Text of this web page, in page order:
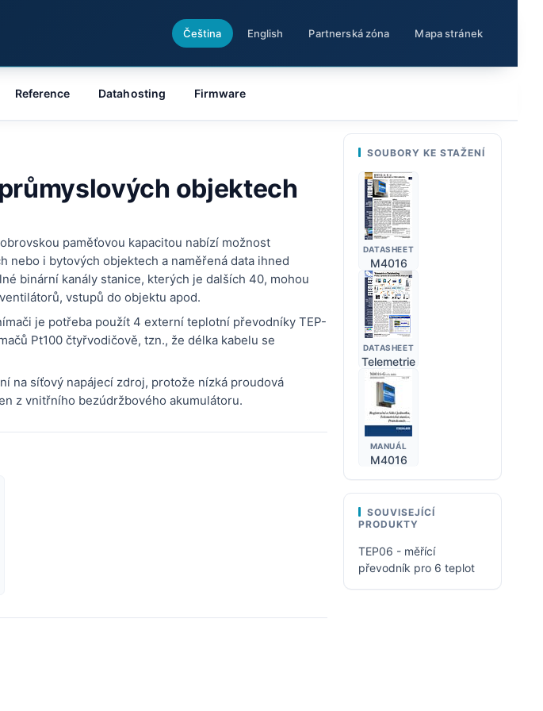
Čeština English Partnerská zóna Mapa stránek
objektech
paměťovou kapacitou nabízí možnost
i bytových objektech a naměřená data ihned
binární kanály stanice, kterých je dalších 40, mohou
vstupů do objektu apod.
je potřeba použít 4 externí teplotní převodníky TEP-
Pt100 čtyřvodičově, tzn., že délka kabelu se
na síťový napájecí zdroj, protože nízká proudová
z vnitřního bezúdržbového akumulátoru.
Reference Datahosting Firmware
SOUBORY KE STAŽENÍ
DATASHEET
M4016
DATASHEET
Telemetrie
MANUÁL
M4016
SOUVISEJÍCÍ
PRODUKTY
TEP06 - měřící
převodník pro 6 teplot